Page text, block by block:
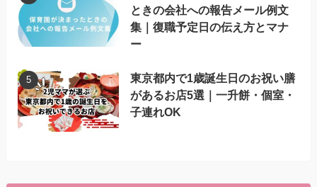
ときの会社への報告メール例文
集｜復職予定日の伝え方とマナ
ー
東京都内で1歳誕生日のお祝い膳
があるお店5選｜一升餅・個室・
子連れOK